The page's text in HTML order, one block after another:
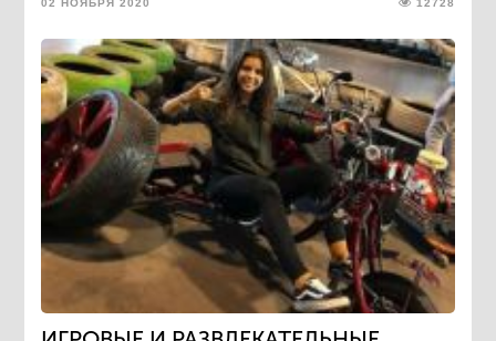
02 НОЯБРЯ 2020 12728